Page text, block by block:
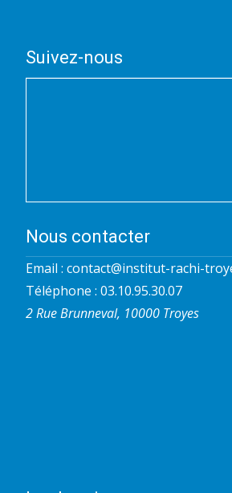
Suivez-nous
Nous contacter
Email : contact@institut-rachi-
Téléphone : 03.10.95.30.07
2 Rue Brunneval, 10000 Troyes